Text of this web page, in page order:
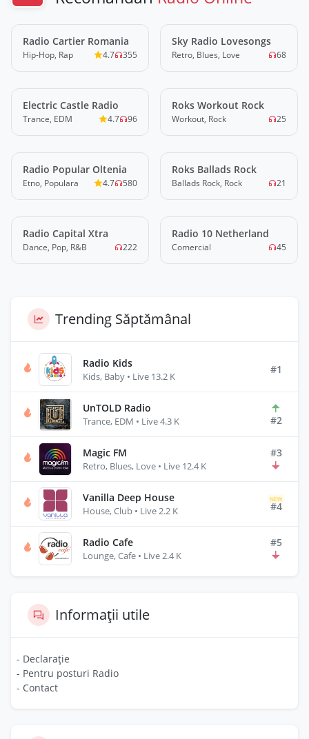
LIVE
Radio Cartier Romania
Hip-Hop, Rap 4.7 355
LIVE
Sky Radio Lovesongs
Retro, Blues, Love 68
LIVE
Electric Castle Radio
Trance, EDM 4.7 96
LIVE
Roks Workout Rock
Workout, Rock 25
LIVE
Radio Popular Oltenia
Etno, Populara 4.7 580
LIVE
Roks Ballads Rock
Ballads Rock, Rock 21
LIVE
Radio Capital Xtra
Dance, Pop, R&B 222
LIVE
Radio 10 Netherland
Comercial 45
Trending Săptămânal
Radio Kids
Kids, Baby • Live 13.2 K
#1
UnTOLD Radio
Trance, EDM • Live 4.3 K #2
Magic FM
Retro, Blues, Love • Live 12.4 K
#3
Vanilla Deep House
House, Club • Live 2.2 K
NEW
#4
Radio Cafe
Lounge, Cafe • Live 2.4 K
#5
Informații utile
- Declarație
- Pentru posturi Radio
- Contact